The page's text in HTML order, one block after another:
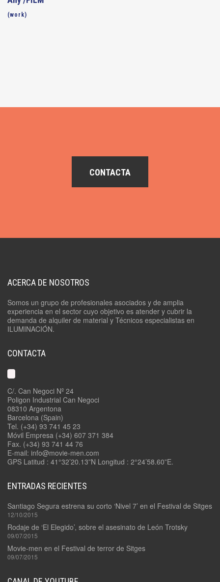
(work)
CONTACTA
ACERCA DE NOSOTROS
Somos un grupo de profesionales asociados y de amplia
experiencia en el sector cuyo objetivo es atender y cubrir la
demanda de alquiler de material y Técnicos especialistas en
ILUMINACIÓN.
CONTACTA
C/. Can Negoci Nº 24
Poligon Industrial Can Negoci
08310 Argentona
Barcelona (Spain)
Tel. (+34) 93 741 45 23
Móvil Empresa (+34) 607 371 384
Fax. (+34) 93 741 44 76
E-mail: info@movie-men.com
GPS Latitud : 41°32’20.13”N Longitud : 2°24’58.60”E.
ENTRADAS RECIENTES
Santiago Segura estrena su corto ‘Nivel 7’ en el Festival de Sitges
12/10/2015
Rodaje de ‘El Elegido’, sobre el asesinato de León Trotsky
09/07/2015
Movie-men en el Festival de terror de Sitges
09/07/2015